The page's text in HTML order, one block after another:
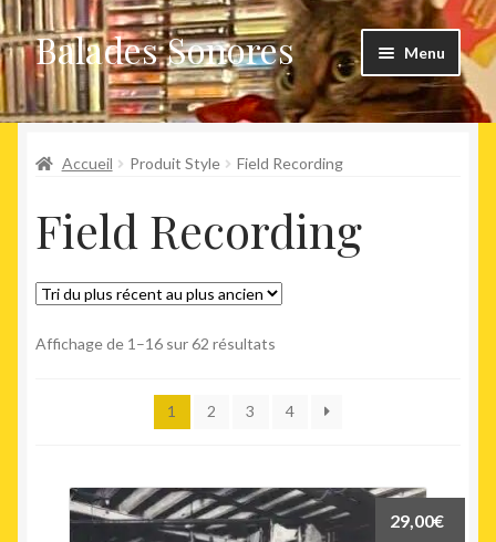
Aller
à
la
navigation
Aller
au
contenu
Balades Sonores Menu
Boutique
Nouveaux arrivages
Précommandes
Agenda
Accueil Produit Style Field Recording
Field Recording
Affichage de 1–16 sur 62 résultats
récent
ancien
1 2 3 4
29,00€